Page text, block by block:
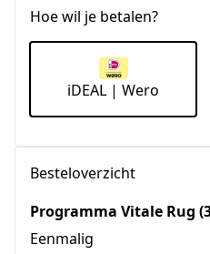
Hoe wil je betalen?
iDEAL | Wero
Besteloverzicht
Programma Vitale Rug
Eenmalig